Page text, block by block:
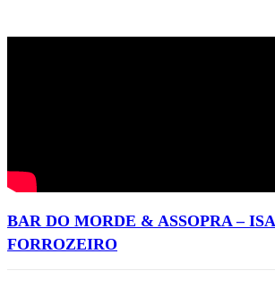
BAR DO MORDE & ASSOPRA –
FORROZEIRO